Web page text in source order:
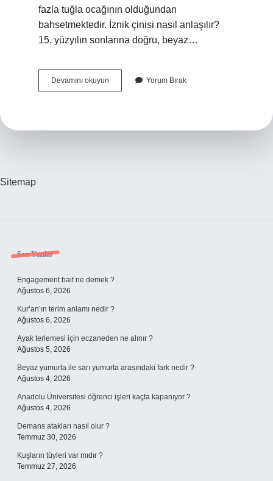
fazla tuğla ocağının olduğundan
bahsetmektedir. İznik çinisi nasıl anlaşılır?
15. yüzyılın sonlarına doğru, beyaz…
Devamını okuyun
İZnik
Yorum Bırak
Sitemap
Sidebar
Son Yazılar
Engagement bait ne demek ?
Ağustos 6, 2026
Kur’an’ın terim anlamı nedir ?
Ağustos 6, 2026
Ayak terlemesi için eczaneden ne alınır ?
Ağustos 5, 2026
Beyaz yumurta ile sarı yumurta arasındaki fark nedir ?
Ağustos 4, 2026
Anadolu Üniversitesi öğrenci işleri kaçta kapanıyor ?
Ağustos 4, 2026
Demans atakları nasıl olur ?
Temmuz 30, 2026
Kuşların tüyleri var mıdır ?
Temmuz 27, 2026